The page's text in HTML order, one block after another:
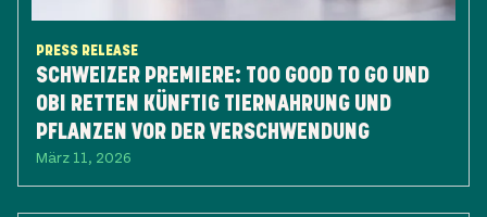
PRESS RELEASE
SCHWEIZER PREMIERE: TOO GOOD TO GO UND
OBI RETTEN KÜNFTIG TIERNAHRUNG UND
PFLANZEN VOR DER VERSCHWENDUNG
März 11, 2026